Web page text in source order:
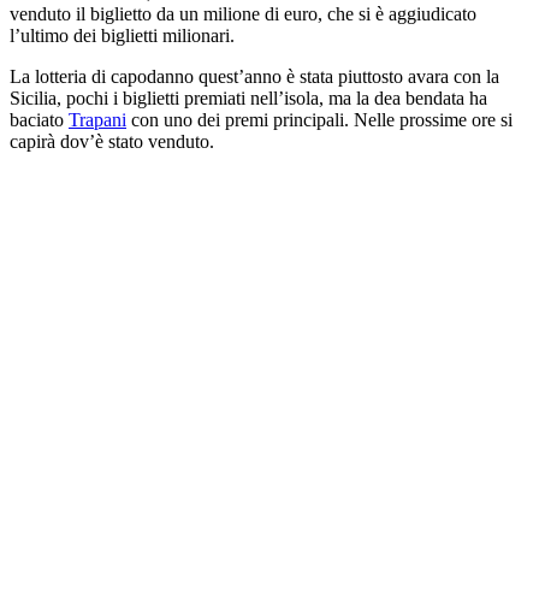
venduto il biglietto da un milione di euro, che si è aggiudicato
l’ultimo dei biglietti milionari.
La lotteria di capodanno quest’anno è stata piuttosto avara con la
Sicilia, pochi i biglietti premiati nell’isola, ma la dea bendata ha
baciato Trapani con uno dei premi principali. Nelle prossime ore si
capirà dov’è stato venduto.